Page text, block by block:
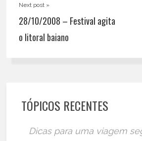
Next post »
28/10/2008 – Festival agita
o litoral baiano
TÓPICOS RECENTES
Dicas para uma viagem